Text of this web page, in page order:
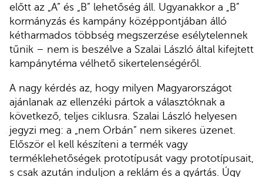
előtt az „A” és „B” lehetőség áll. Ugyanakkor a „B”
kormányzás és kampány középpontjában álló
kétharmados többség megszerzése esélytelennek
tűnik – nem is beszélve a Szalai László által kifejtett
kampánytéma vélhető sikertelenségéről.
A nagy kérdés az, hogy milyen Magyarországot
ajánlanak az ellenzéki pártok a választóknak a
következő, teljes ciklusra. Szalai László helyesen
jegyzi meg: a „nem Orbán” nem sikeres üzenet.
Először el kell készíteni a termék vagy
terméklehetőségek prototípusát vagy prototípusait,
s csak azután induljon a reklám és a gyártás. Úgy